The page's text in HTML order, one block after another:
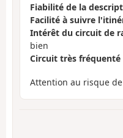
Fiabilité de la
Facilité à suivre
Intérêt du circuit de
bien
Circuit très fréquenté
Attention au risque